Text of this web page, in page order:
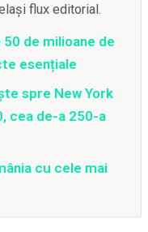
flux editorial.
de milioane de
esențiale
spre New York
cea de-a 250-a
cu cele mai